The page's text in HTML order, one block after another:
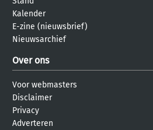
Kalender
E-zine (nieuwsbrief)
Nieuwsarchief
Over ons
Voor webmasters
Disclaimer
Privacy
Adverteren